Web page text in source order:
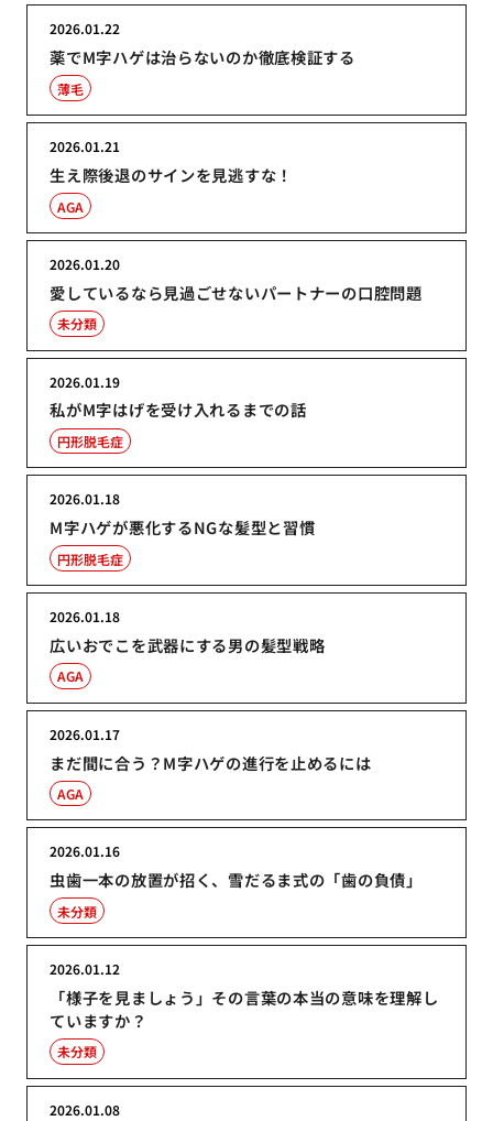
薬でM字ハゲは治らないのか徹底検証する
2026.01.22
薄毛
生え際後退のサインを見逃すな！
2026.01.21
AGA
愛しているなら見過ごせないパートナーの口腔問題
2026.01.20
未分類
私がM字はげを受け入れるまでの話
2026.01.19
円形脱毛症
M字ハゲが悪化するNGな髪型と習慣
2026.01.18
円形脱毛症
広いおでこを武器にする男の髪型戦略
2026.01.18
AGA
まだ間に合う？M字ハゲの進行を止めるには
2026.01.17
AGA
虫歯一本の放置が招く、雪だるま式の「歯の負債」
2026.01.16
未分類
「様子を見ましょう」その言葉の本当の意味を理解し
ていますか？
2026.01.12
未分類
2026.01.08